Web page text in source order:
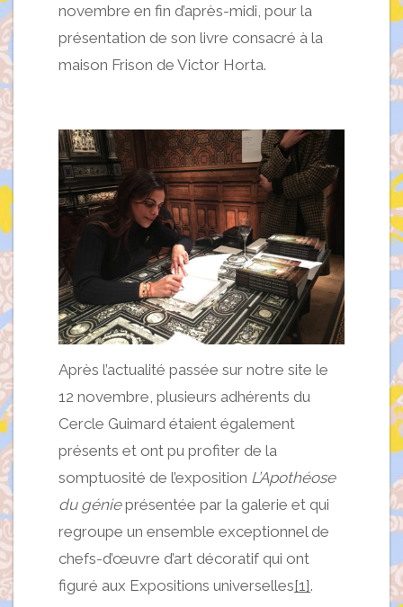
novembre en fin d’après-midi, pour la
présentation de son livre consacré à la
maison Frison de Victor Horta.
Après l’actualité passée sur notre site le
12 novembre, plusieurs adhérents du
Cercle Guimard étaient également
présents et ont pu profiter de la
somptuosité de l’exposition L’Apothéose
du génieprésentée par la galerie et qui
regroupe un ensemble exceptionnel de
chefs-d’œuvre d’art décoratif qui ont
figuré aux Expositions universelles[1].